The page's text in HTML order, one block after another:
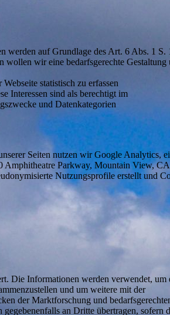
werden auf Grundlage des Art. 6 Abs. 1 S.
wir eine bedarfsgerechte Gestaltung
statistisch zu erfassen
Interessen sind als berechtigt im
und Datenkategorien
Seiten nutzen wir Google Analytics,
Amphitheatre Parkway, Mountain View, CA
Nutzungsprofile erstellt und
Die Informationen werden verwendet, um
und um weitere mit der
der Marktforschung und
an Dritte übertragen, sofern